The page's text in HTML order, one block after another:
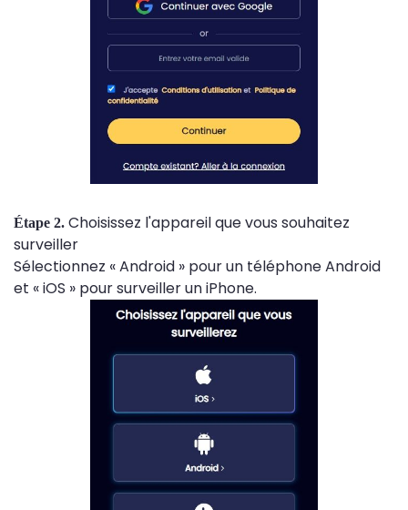
Étape 2. Choisissez l'appareil que vous souhaitez
surveiller
Sélectionnez « Android » pour un téléphone Android
et « iOS » pour surveiller un iPhone.